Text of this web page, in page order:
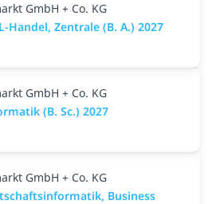
GmbH + Co. KG
Handel, Zentrale (B. A.) 2027
GmbH + Co. KG
(B. Sc.) 2027
GmbH + Co. KG
Business